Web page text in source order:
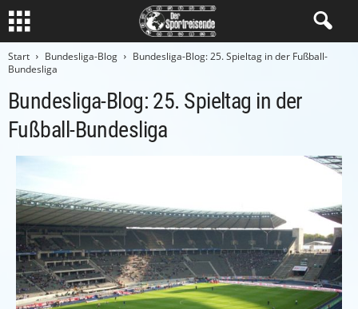
Start Bundesliga-Blog
Bundesliga-Blog: 25. Spieltag in der Fußball-
Bundesliga
Bundesliga-Blog: 25. Spieltag in der
Fußball-Bundesliga